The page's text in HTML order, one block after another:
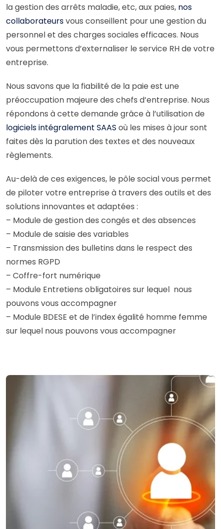
la gestion des arrêts maladie, etc, aux paies, nos
collaborateursvous conseillent pour une gestion du
personnel et des charges sociales efficaces. Nous
vous permettons d’externaliser le service RH de votre
entreprise.
Nous savons que la fiabilité de la paie est une
préoccupation majeure des chefs d’entreprise. Nous
répondons à cette demande grâce à l’utilisation de
logiciels intégralement SAAS où les mises à jour sont
faites dès la parution des textes et des nouveaux
règlements.
Au-delà de ces exigences, le pôle social vous permet
de piloter votre entreprise à travers des outils et des
solutions innovantes et adaptées :
– Module de gestion des congés et des absences
– Module de saisie des variables
– Transmission des bulletins dans le respect des
normes RGPD
– Coffre-fort numérique
– Module Entretiens obligatoires sur lequel nous
pouvons vous accompagner
– Module BDESE et de l’index égalité homme femme
sur lequel nous pouvons vous accompagner